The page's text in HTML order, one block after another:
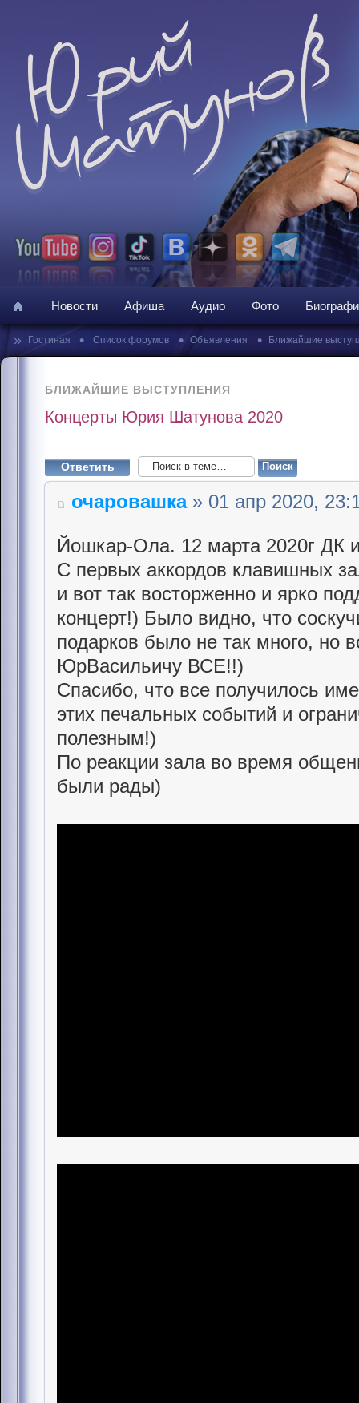
Новости Афиша Аудио Фото
» Гостиная • Список форумов • Объявления • Ближайшие
БЛИЖАЙШИЕ ВЫСТУПЛЕНИЯ
Концерты Юрия Шатунова 2020
Ответить
очаровашка» 01 апр 2020,
Йошкар-Ола. 12 марта 2020г ДК
С первых аккордов клавишных
и вот так восторженно и ярко
концерт!) Было видно, что
подарков было не так много, но
ЮрВасильичу ВСЕ!!)
Спасибо, что все получилось
этих печальных событий и
полезным!)
По реакции зала во время
были рады)